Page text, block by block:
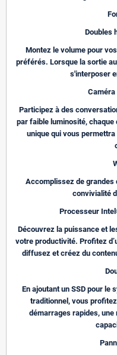
Doubles
Montez le volume pour
préférés. Lorsque la sortie
s'interposer
Caméra
Participez à des
par faible luminosité,
unique qui vous
Accomplissez de grandes
convivialité
Processeur
Découvrez la puissance et
votre productivité. Profitez
diffusez et créez du
En ajoutant un SSD pour le
traditionnel, vous
démarrages rapides,